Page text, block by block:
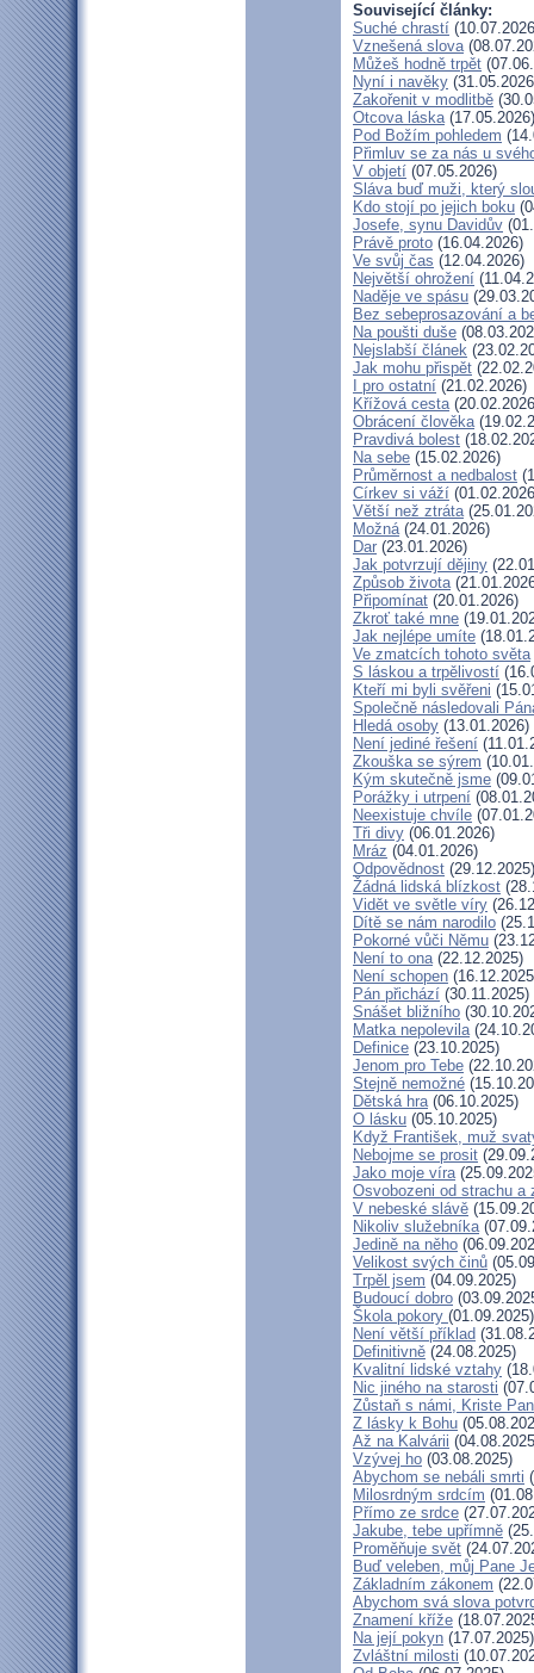
Související články:
Suché chrastí
Vznešená slova
Můžeš hodně trpět
Nyní i navěky
Zakořenit v modlitbě
Otcova láska(17.05.2026)
Pod Božím pohledem
Přimluv se za nás u
V objetí (07.05.2026)
Sláva buď muži, který
Kdo stojí po jejich boku
Josefe, synu Davidův
Právě proto (16.04.2026)
Ve svůj čas (12.04.2026)
Největší ohrožení
Naděje ve spásu
Bez sebeprosazování a
Na poušti duše
Nejslabší článek
Jak mohu přispět
I pro ostatní (21.02.2026)
Křížová cesta
Obrácení člověka
Pravdivá bolest
Na sebe (15.02.2026)
Průměrnost a nedbalost
Církev si váží
Větší než ztráta
Možná(24.01.2026)
Dar (23.01.2026)
Jak potvrzují dějiny
Způsob života
Připomínat (20.01.2026)
Zkroť také mne
Jak nejlépe umíte
Ve zmatcích tohoto světa
S láskou a trpělivostí
Kteří mi byli svěřeni
Společně následovali
Hledá osoby (13.01.2026)
Není jediné řešení
Zkouška se sýrem
Kým skutečně jsme
Porážky i utrpení
Neexistuje chvíle
Tři divy (06.01.2026)
Mráz (04.01.2026)
Odpovědnost (29.12.2025)
Žádná lidská blízkost
Vidět ve světle víry
Dítě se nám narodilo
Pokorné vůči Němu
Není to ona(22.12.2025)
Není schopen
Pán přichází (30.11.2025)
Snášet bližního
Matka nepolevila
Definice (23.10.2025)
Jenom pro Tebe
Stejně nemožné
Dětská hra(06.10.2025)
O lásku (05.10.2025)
Když František, muž
Nebojme se prosit
Jako moje víra
Osvobozeni od strachu a
V nebeské slávě
Nikoliv služebníka
Jedině na něho
Velikost svých činů
Trpěl jsem (04.09.2025)
Budoucí dobro
Škola pokory (01.09.2025)
Není větší příklad
Definitivně (24.08.2025)
Kvalitní lidské vztahy
Nic jiného na starosti
Zůstaň s námi, Kriste
Z lásky k Bohu
Až na Kalvárii
Vzývej ho (03.08.2025)
Abychom se nebáli smrti
Milosrdným srdcím
Přímo ze srdce
Jakube, tebe upřímně
Proměňuje svět
Buď veleben, můj Pane
Základním zákonem
Abychom svá slova
Znamení kříže
Na její pokyn (17.07.2025)
Zvláštní milosti